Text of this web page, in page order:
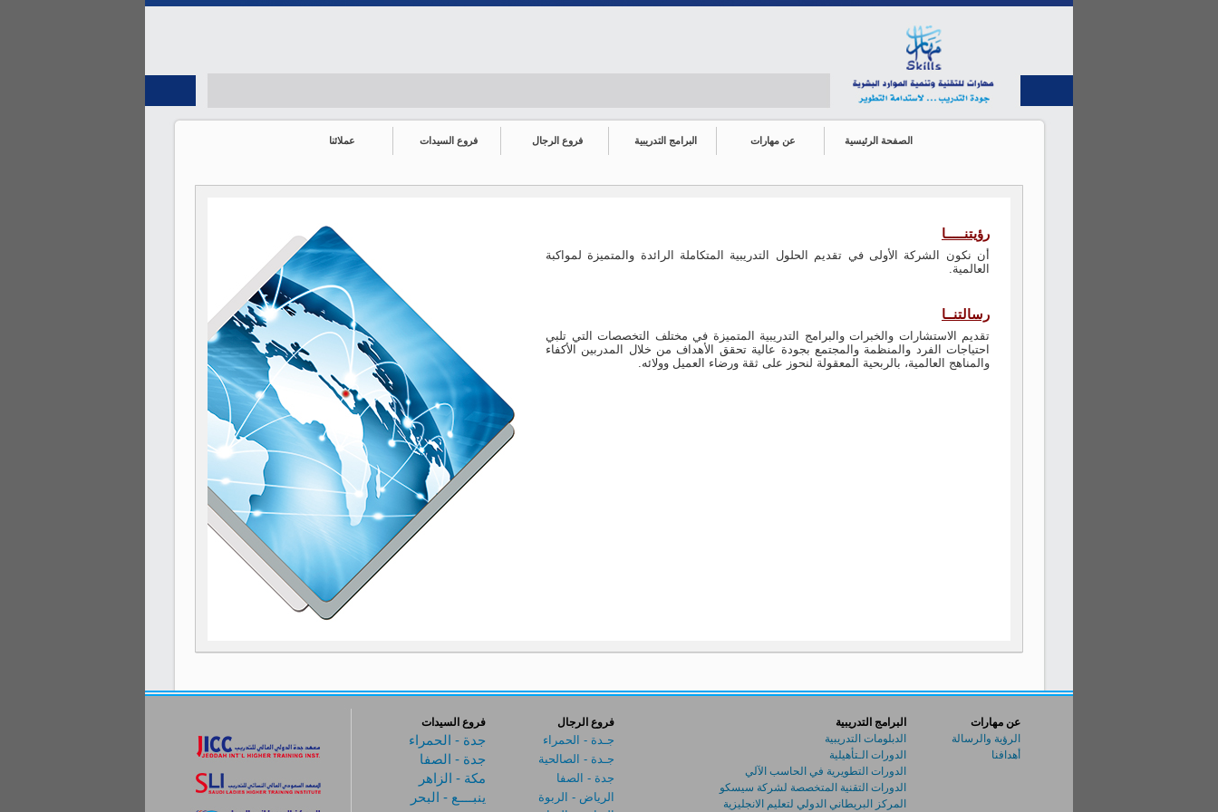
عملائنا فروع السيدات فروع الرجال البرامج التدريبية عن مهارات الصفحة الرئيسية
رؤيتنـــــا
أن نكون الشركة الأولى في تقديم الحلول التدريبية المتكاملة الرائدة والمتميزة لمواكبة
العالمية.
رسالتنــا
تقديم الاستشارات والخبرات والبرامج التدريبية المتميزة في مختلف التخصصات التي تلبي
احتياجات الفرد والمنظمة والمجتمع بجودة عالية تحقق الأهداف من خلال المدربين الأكفاء
والمناهج العالمية، بالربحية المعقولة لنحوز على ثقة ورضاء العميل وولائه.
عن مهارات
الرؤية والرسالة
أهدافنا
البرامج التدريبية
الدبلومات التدريبية
الدورات الـتأهيلية
الدورات التطويرية في الحاسب الآلي
الدورات التقنية المتخصصة لشركة سيسكو
المركز البريطاني الدولي لتعليم الانجليزية
فروع الرجال فروع السيدات
جـدة - الحمراء جدة - الحمراء
جـدة - الصالحية جدة - الصفا
جدة - الصفا مكة - الزاهر
الرياض - ا لربوة ينبــــع - البحر